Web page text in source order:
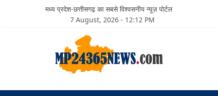
मध्य प्रदेश-छत्तीसगढ़ का सबसे विश्वसनीय न्यूज़ पोर्टल
7 August, 2026 - 12:12 PM